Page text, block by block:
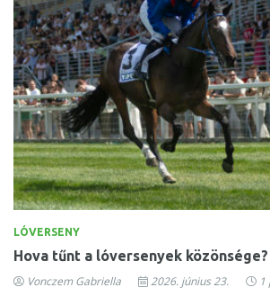
LÓVERSENY
Hova tűnt a lóversenyek közönsége?
Vonczem Gabriella 2026. június 23.